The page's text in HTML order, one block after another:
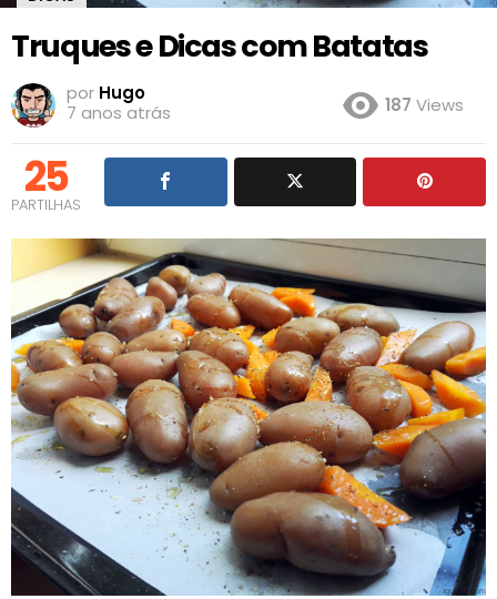
Truques e Dicas com Batatas
por Hugo
7 anos atrás
187 Views
25
PARTILHAS